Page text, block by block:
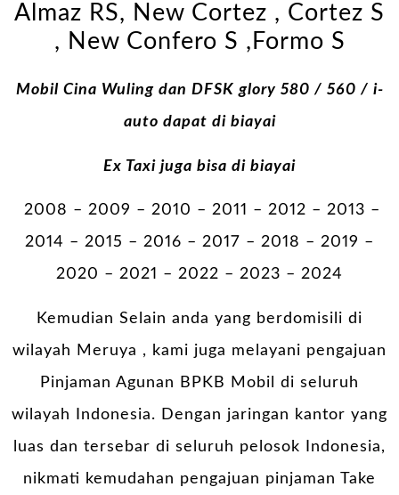
Almaz RS, New Cortez , Cortez S
, New Confero S ,Formo S
Mobil Cina Wuling dan DFSK glory 580 / 560 / i-
auto dapat di biayai
Ex Taxi juga bisa di biayai
2008 – 2009 – 2010 – 2011 – 2012 – 2013 –
2014 – 2015 – 2016 – 2017 – 2018 – 2019 –
2020 – 2021 – 2022 – 2023 – 2024
Kemudian Selain anda yang berdomisili di
wilayah Meruya , kami juga melayani pengajuan
Pinjaman Agunan BPKB Mobil di seluruh
wilayah Indonesia. Dengan jaringan kantor yang
luas dan tersebar di seluruh pelosok Indonesia,
nikmati kemudahan pengajuan pinjaman Take